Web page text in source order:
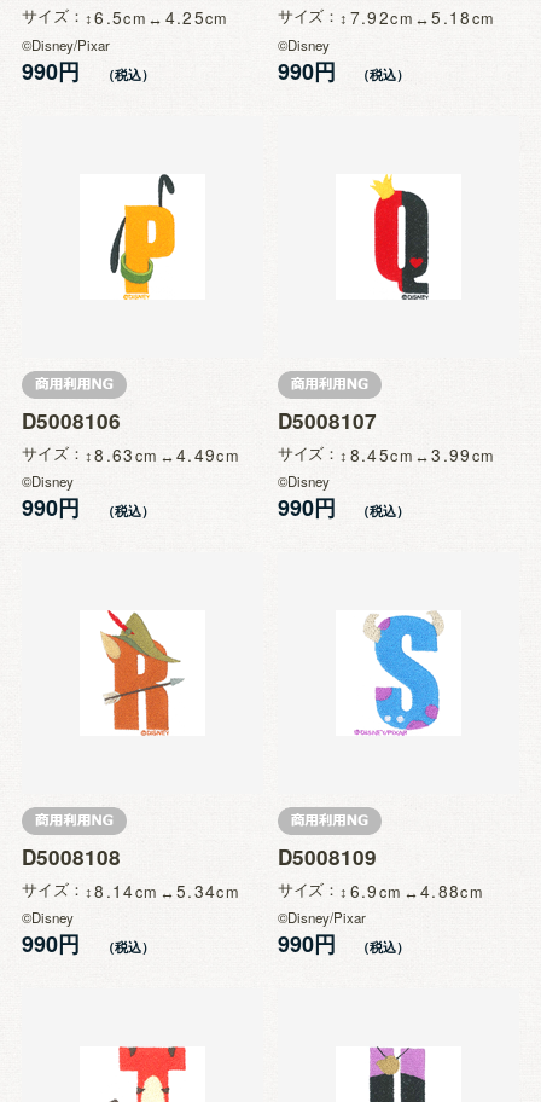
サイズ 6.5 4.25
©Disney/Pixar
990円
サイズ 7.92 5.18
©Disney
990円
D5008106
サイズ 8.63 4.49
©Disney
990円
D5008107
サイズ 8.45 3.99
©Disney
990円
D5008108
サイズ 8.14 5.34
©Disney
990円
D5008109
サイズ 6.9 4.88
©Disney/Pixar
990円